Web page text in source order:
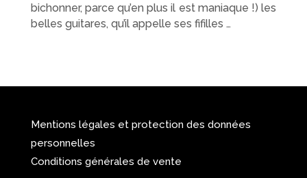
bichonner, parce qu’en plus il est maniaque !) les
belles guitares, qu’il appelle ses fifilles …
Mentions légales et protection des données
personnelles
Conditions générales de vente